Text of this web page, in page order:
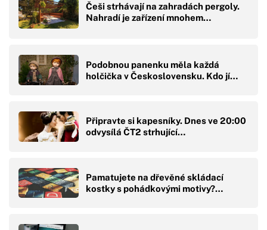
Češi strhávají na zahradách pergoly.
Nahradí je zařízení mnohem…
Podobnou panenku měla každá
holčička v Československu. Kdo jí…
Připravte si kapesníky. Dnes ve 20:00
odvysílá ČT2 strhující…
Pamatujete na dřevěné skládací
kostky s pohádkovými motivy?…